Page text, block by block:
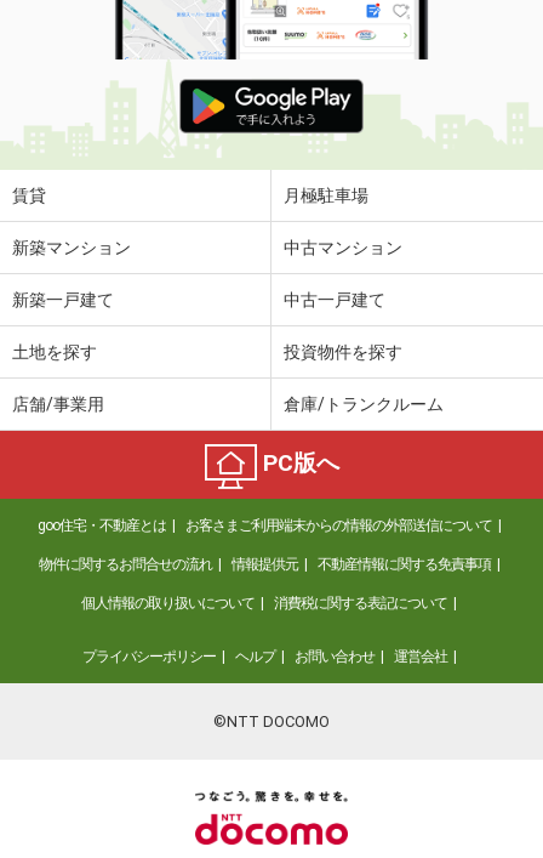
賃貸 月極駐車場
新築マンション 中古マンション
新築一戸建て 中古一戸建て
土地を探す 投資物件を探す
店舗/事業用 倉庫/トランクルーム
PC版へ
goo住宅・不動産とは お客さまご利用端末からの情報の外部送信について
物件に関するお問合せの流れ 情報提供元 不動産情報に関する免責事項
個人情報の取り扱いについて 消費税に関する表記について
プライバシーポリシー ヘルプ お問い合わせ 運営会社
©NTT DOCOMO